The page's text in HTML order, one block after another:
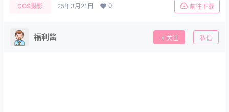
COS摄影 25年3月21日 0 前往下载
福利酱 关注 私信